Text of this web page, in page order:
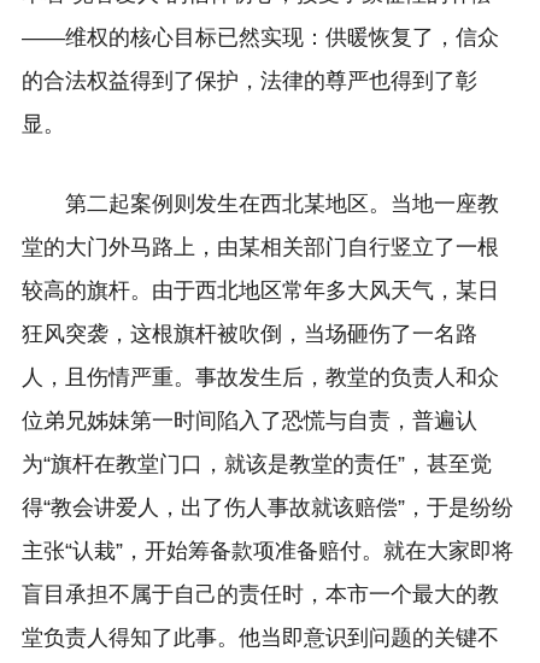
——维权的核心目标已然实现：供暖恢复了，信众
的合法权益得到了保护，法律的尊严也得到了彰
显。
第二起案例则发生在西北某地区。当地一座教
堂的大门外马路上，由某相关部门自行竖立了一根
较高的旗杆。由于西北地区常年多大风天气，某日
狂风突袭，这根旗杆被吹倒，当场砸伤了一名路
人，且伤情严重。事故发生后，教堂的负责人和众
位弟兄姊妹第一时间陷入了恐慌与自责，普遍认
为“旗杆在教堂门口，就该是教堂的责任”，甚至觉
得“教会讲爱人，出了伤人事故就该赔偿”，于是纷纷
主张“认栽”，开始筹备款项准备赔付。就在大家即将
盲目承担不属于自己的责任时，本市一个最大的教
堂负责人得知了此事。他当即意识到问题的关键不